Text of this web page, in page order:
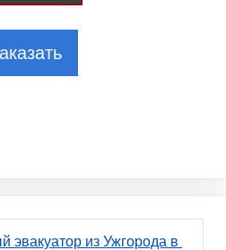
эвакуатор из Ужгорода в